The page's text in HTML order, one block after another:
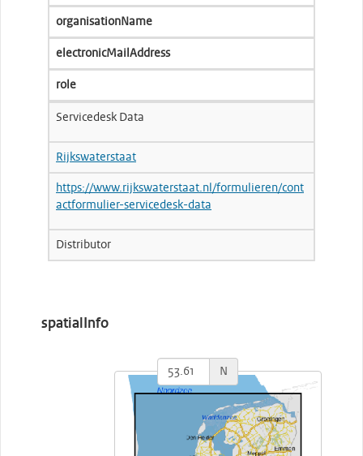
organisationName
electronicMailAddress
role
Servicedesk Data
Rijkswaterstaat
https://www.rijkswaterstaat.nl/formulieren/cont
actformulier-servicedesk-data
Distributor
spatialInfo
N